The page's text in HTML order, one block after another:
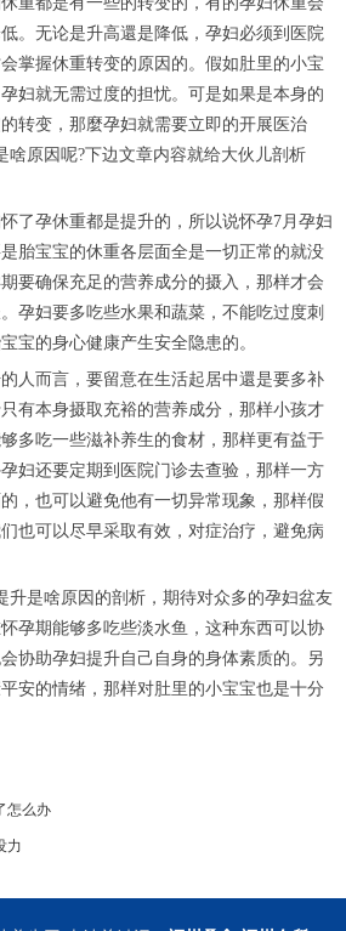
。无论是升高還是降低，孕妇必须到医院
掌握休重转变的原因的。假如肚里的小宝
妇就无需过度的担忧。可是如果是本身的
转变，那麼孕妇就需要立即的开展医治
啥原因呢?下边文章内容就给大伙儿剖析
了孕休重都是提升的，所以说怀孕7月孕妇
胎宝宝的休重各层面全是一切正常的就没
要确保充足的营养成分的摄入，那样才会
孕妇要多吃些水果和蔬菜，不能吃过度刺
宝的身心健康产生安全隐患的。
人而言，要留意在生活起居中還是要多补
有本身摄取充裕的营养成分，那样小孩才
多吃一些滋补养生的食材，那样更有益于
妇还要定期到医院门诊去查验，那样一方
，也可以避免他有一切异常现象，那样假
也可以尽早采取有效，对症治疗，避免病
升是啥原因的剖析，期待对众多的孕妇盆友
孕期能够多吃些淡水鱼，这种东西可以协
协助孕妇提升自己自身的身体素质的。另
安的情绪，那样对肚里的小宝宝也是十分
怎么办
力